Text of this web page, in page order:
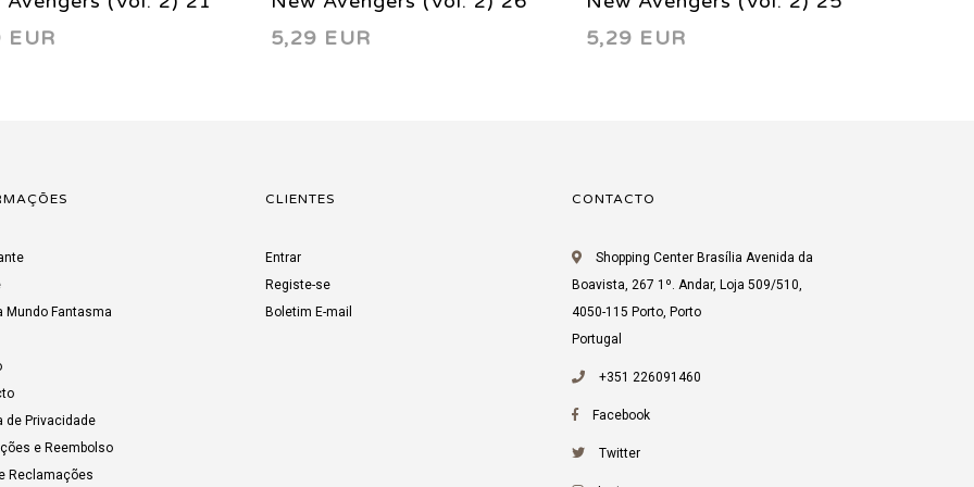
EUR
2012
5,29 EUR
2012
5,29 EUR
Mundo Fantasma
de Privacidade
e Reembolso
Reclamações
CLIENTES
Entrar
Registe-se
Boletim E-mail
CONTACTO
Shopping Center Brasília Avenida da
Boavista, 267 1º. Andar, Loja 509/510,
4050-115 Porto, Porto
Portugal
+351 226091460
Facebook
Twitter